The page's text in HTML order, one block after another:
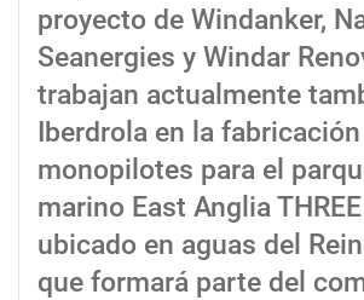
proyecto de Windanker,
Seanergies y Windar
trabajan actualmente
Iberdrola en la
monopilotes para el
marino East Anglia
ubicado en aguas del
que formará parte del